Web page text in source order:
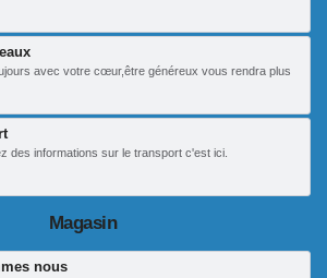
avec votre cœur,être généreux vous rendra plus
des informations sur le transport c'est ici.
Magasin
nous